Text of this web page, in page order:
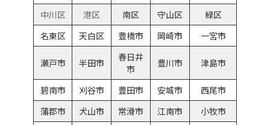
中川区 港区 南区 守山区 緑区
名東区 天白区 豊橋市 岡崎市 一宮市
瀬戸市 半田市
春日井
市
豊川市 津島市
碧南市 刈谷市 豊田市 安城市 西尾市
蒲郡市 犬山市 常滑市 江南市 小牧市